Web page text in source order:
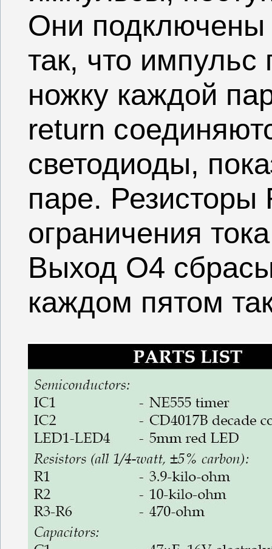
Они подключены
так, что импульс
ножку каждой
return
светодиоды,
паре. Резисторы
ограничения
Выход O4
каждом пятом